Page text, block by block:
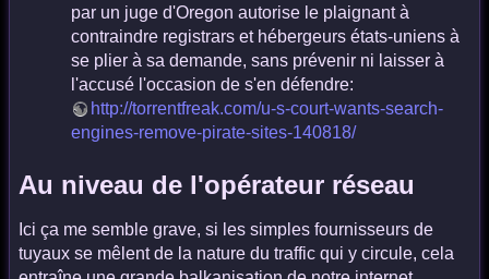
par un juge d'Oregon autorise le plaignant à
contraindre registrars et hébergeurs états-uniens à
se plier à sa demande, sans prévenir ni laisser à
l'accusé l'occasion de s'en défendre:
http://torrentfreak.com/u-s-court-wants-search-
engines-remove-pirate-sites-140818/
Au niveau de l'opérateur réseau
Ici ça me semble grave, si les simples fournisseurs de
tuyaux se mêlent de la nature du traffic qui y circule, cela